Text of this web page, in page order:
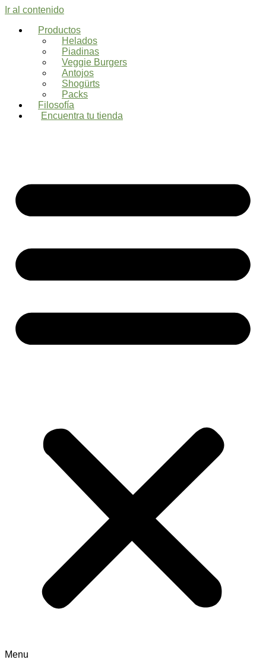
Ir al contenido
Productos
Helados
Piadinas
Veggie Burgers
Antojos
Shogürts
Packs
Filosofía
Encuentra tu tienda
Menu